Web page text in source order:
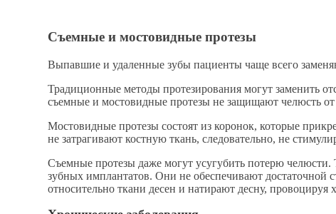
Съемные и мостовидные протезы
Выпавшие и удаленные зубы пациенты чаще всего
Традиционные методы протезирования могут заменить
съемные и мостовидные протезы не защищают челюсть
Мостовидные протезы состоят из коронок, которые
не затрагивают костную ткань, следовательно, не
Съемные протезы даже могут усугубить потерю
зубных имплантатов. Они не обеспечивают достаточной
относительно ткани десен и натирают десну,